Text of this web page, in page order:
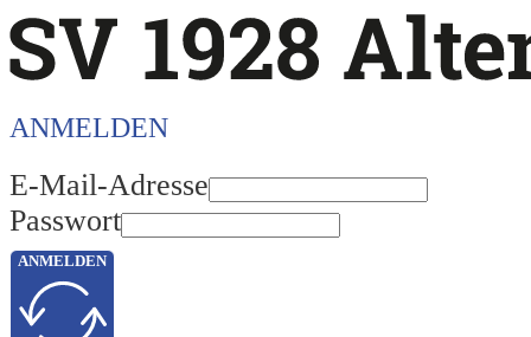
ANMELDEN
E-Mail-Adresse
Passwort
ANMELDEN